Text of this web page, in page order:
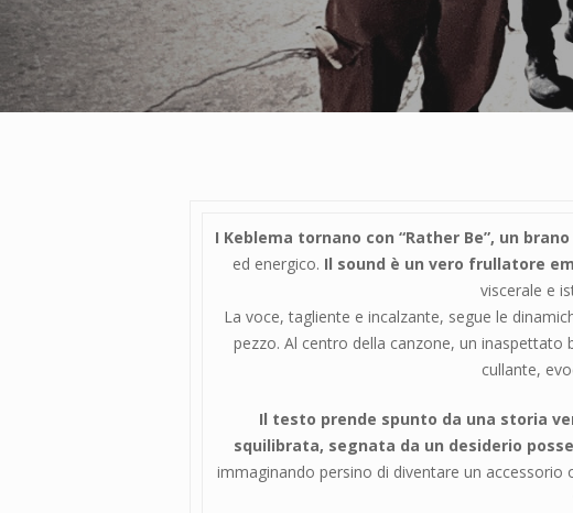
I Keblema tornano con “Rather Be”, un
ed energico. Il sound è un vero frullatore
viscerale e
La voce, tagliente e incalzante, segue le
pezzo. Al centro della canzone, un inaspettato
cullante,
Il testo prende spunto da una storia
squilibrata, segnata da un desiderio
immaginando persino di diventare un